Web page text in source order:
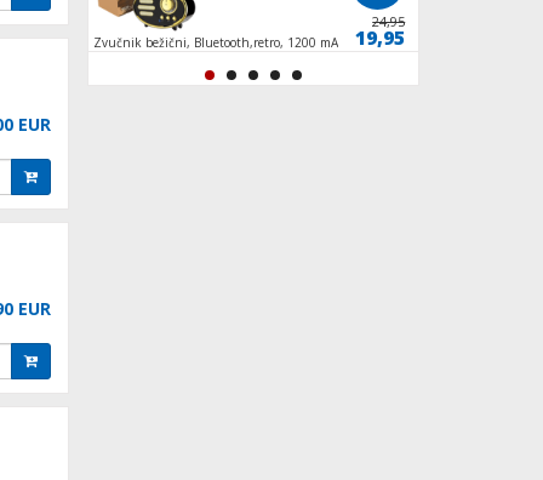
EUR
EUR
229,90
199,90
Zvučnik bežični, Bluetooth,retro, 1200 mAh, 5
24,95
19,95